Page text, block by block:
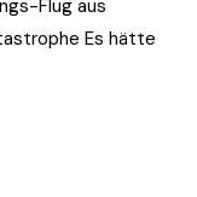
Flug aus
Es hätte